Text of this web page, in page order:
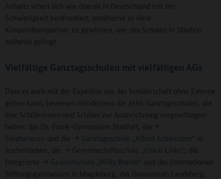
Anhalts sehen sich wie überall in Deutschland mit der
Schwierigkeit konfrontiert, annähernd so viele
Kooperationspartner zu gewinnen, wie das Schulen in Städten
mühelos gelingt.
Vielfältige Ganztagsschulen mit vielfältigen AGs
Dass es auch mit der Expertise aus der Schülerschaft ohne Externe
gehen kann, beweisen mindestens die zehn Ganztagsschulen, die
ihre Schülerinnen und Schüler zur Auszeichnung vorgeschlagen
haben: das Dr.-Frank-Gymnasium Staßfurt, das
Stephaneum und die Ganztagsschule „Albert Schweitzer“ in
Aschersleben, die
Gemeinschaftsschule „Oskar Linke“, die
Integrierte
Gesamtschule „Willy Brandt“ und das Internationale
Stiftungsgymnasium in Magdeburg, das Gymnasium Landsberg,